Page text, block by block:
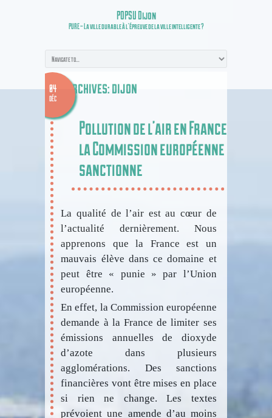
POPSU Dijon
PURE – La ville durable à l’épreuve de la ville intelligente ?
Tag Archives:dijon
04
DÉC
Pollution de l’air en France :
la Commission européenne
sanctionne
La qualité de l’air est au cœur de
l’actualité dernièrement. Nous
apprenons que la France est un
mauvais élève dans ce domaine et
peut être « punie » par l’Union
européenne.
En effet, la Commission européenne
demande à la France de limiter ses
émissions annuelles de dioxyde
d’azote dans plusieurs
agglomérations. Des sanctions
financières vont être mises en place
si rien ne change. Les textes
prévoient une amende d’au moins